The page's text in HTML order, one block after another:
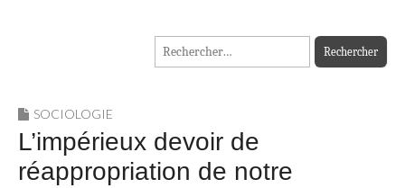
MADININ'ART
Rechercher :
SOCIOLOGIE
L’impérieux devoir de
réappropriation de notre